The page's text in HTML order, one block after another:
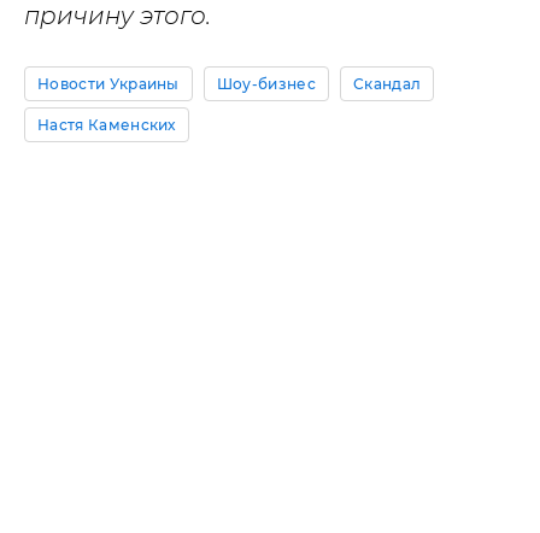
причину этого.
Новости Украины Шоу-бизнес Скандал
Настя Каменских